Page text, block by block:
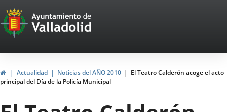
Portal
Web
del
Ayuntamiento
de
HomeActualidad Noticias del AÑO 2010
El Teatro Calderón acoge el acto
principal del Día de la Policía Municipal